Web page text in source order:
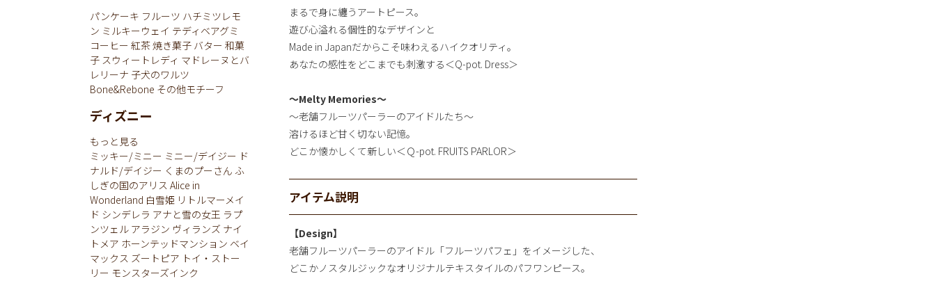
まるで身に纏うアートピース。
遊び心溢れる個性的なデザインと
Made in Japanだからこそ味わえるハイクオリティ。
あなたの感性をどこまでも刺激する＜Q-pot. Dress＞
～Melty Memories～
～老舗フルーツパーラーのアイドルたち～
溶けるほど甘く切ない記憶。
どこか懐かしくて新しい＜Ｑ-pot. FRUITS PARLOR＞
アイテム説明
【Design】
老舗フルーツパーラーのアイドル「フルーツパフェ」をイメージした、
どこかノスタルジックなオリジナルテキスタイルのパフワンピース。
パンケーキ フルーツ ハチミツレモ
ン ミルキーウェイ テディベアグミ
コーヒー 紅茶焼き菓子 バター 和菓
子 スウィートレディ マドレーヌとバ
レリーナ 子犬のワルツ
Bone&Rebone その他モチーフ
ディズニー
もっと見る
ミッキー/ミニー ミニー/デイジー ド
ナルド/デイジー くまのプーさん ふ
しぎの国のアリス Alice in
Wonderland 白雪姫 リトルマーメイ
ド シンデレラ アナと雪の女王 ラプ
ンツェル アラジン ヴィランズ ナイ
トメア ホーンテッドマンション ベイ
マックス ズートピア トイ・ストー
リー モンスターズインク